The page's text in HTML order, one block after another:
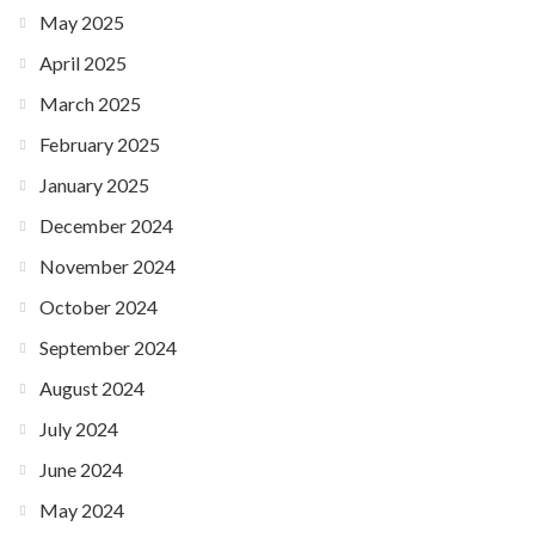
May 2025
April 2025
March 2025
February 2025
January 2025
December 2024
November 2024
October 2024
September 2024
August 2024
July 2024
June 2024
May 2024